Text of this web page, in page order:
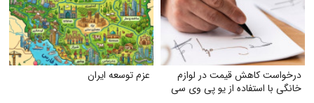
درخواست کاهش قیمت در لوازم
خانگی با استفاده از یو پی وی سی
عزم توسعه ایران